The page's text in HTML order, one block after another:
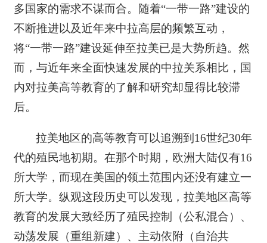
多国家的需求不谋而合。随着“一带一路”建设的
不断推进以及近年来中拉高层的频繁互动，
将“一带一路”建设延伸至拉美已是大势所趋。然
而，与近年来全面快速发展的中拉关系相比，国
内对拉美高等教育的了解和研究却显得比较滞
后。
拉美地区的高等教育可以追溯到16世纪30年
代的殖民地初期。在那个时期，欧洲大陆仅有16
所大学，而现在美国的领土范围内还没有建立一
所大学。纵观这段历史可以发现，拉美地区高等
教育的发展大致经历了殖民控制（公私混合）、
动荡发展（重组新建）、主动依附（自治共